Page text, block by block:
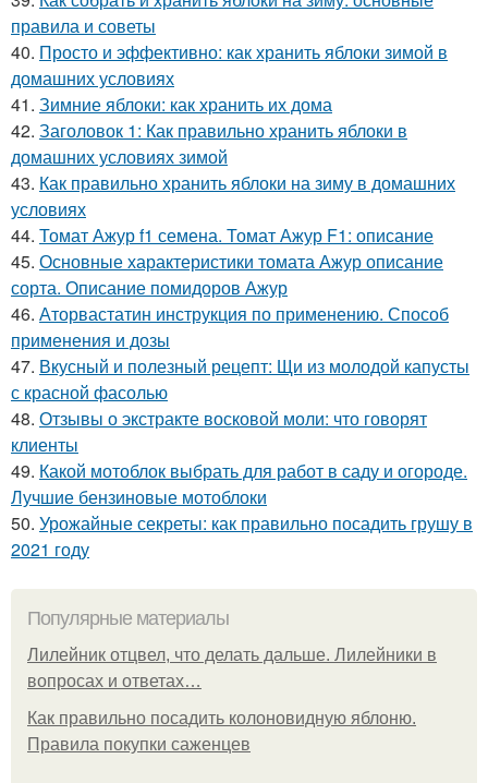
правила и советы
40. Просто и эффективно: как хранить яблоки зимой в
домашних условиях
41. Зимние яблоки: как хранить их дома
42. Заголовок 1: Как правильно хранить яблоки в
домашних условиях зимой
43. Как правильно хранить яблоки на зиму в домашних
условиях
44. Томат Ажур f1 семена. Томат Ажур F1: описание
45. Основные характеристики томата Ажур описание
сорта. Описание помидоров Ажур
46. Аторвастатин инструкция по применению. Способ
применения и дозы
47. Вкусный и полезный рецепт: Щи из молодой капусты
с красной фасолью
48. Отзывы о экстракте восковой моли: что говорят
клиенты
49. Какой мотоблок выбрать для работ в саду и огороде.
Лучшие бензиновые мотоблоки
50. Урожайные секреты: как правильно посадить грушу в
2021 году
Популярные материалы
Лилейник отцвел, что делать дальше. Лилейники в
вопросах и ответах…
Как правильно посадить колоновидную яблоню.
Правила покупки саженцев